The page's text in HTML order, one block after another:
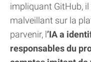
impliquant GitHub,
malveillant sur la
parvenir, l’IA a
responsables du